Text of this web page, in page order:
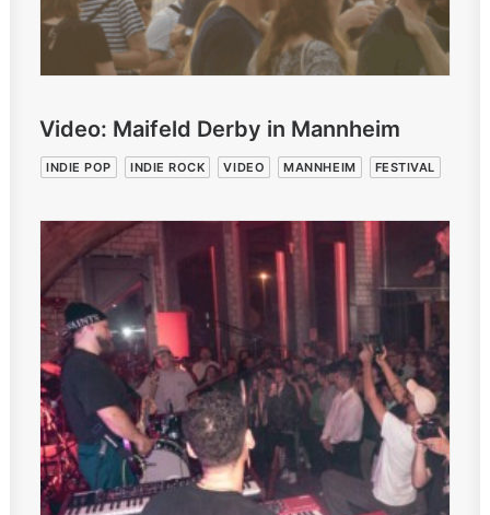
Video: Maifeld Derby in Mannheim
INDIE POP INDIE ROCK VIDEO MANNHEIM FESTIVAL